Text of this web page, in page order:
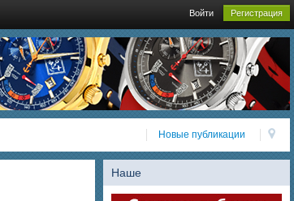
Войти Регистрация
Новые публикации
Наше